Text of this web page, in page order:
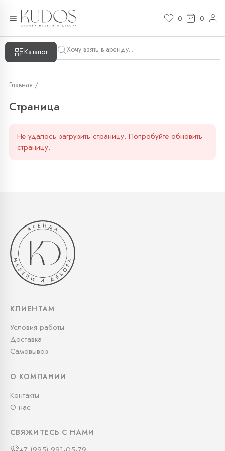
0 0
Каталог
Главная /
Страница
Не удалось загрузить страницу. Попробуйте обновить
страницу.
КЛИЕНТАМ
Условия работы
Доставка
Самовывоз
О КОМПАНИИ
Контакты
О нас
СВЯЖИТЕСЬ С НАМИ